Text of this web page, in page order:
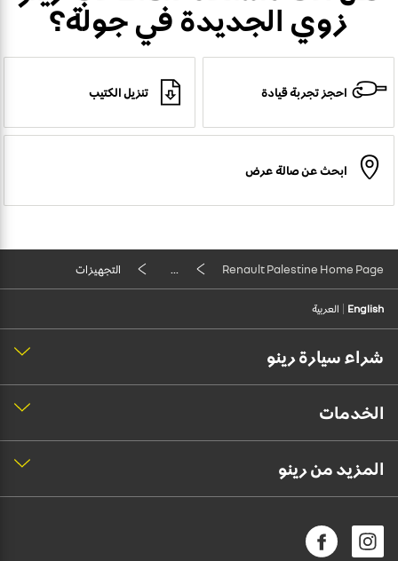
زوي الجديدة في جولة؟
احجز تجربة قيادة تنزيل الكتيب
ابحث عن صالة عرض